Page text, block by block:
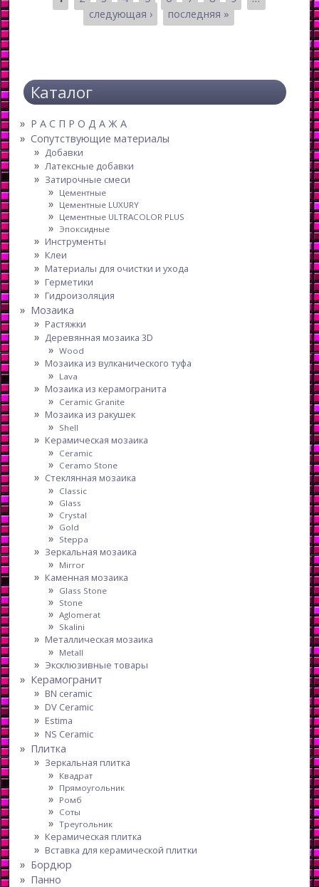
Страницыследующая ›
последняя »
Каталог
Р А С П Р О Д А Ж А
Сопутствующие материалы
Добавки
Латексные добавки
Затирочные смеси
Цементные
Цементные LUXURY
Цементные ULTRACOLOR PLUS
Эпоксидные
Инструменты
Клеи
Материалы для очистки и ухода
Герметики
Гидроизоляция
Мозаика
Растяжки
Деревянная мозаика 3D
Wood
Мозаика из вулканического туфа
Lava
Мозаика из керамогранита
Ceramic Granite
Мозаика из ракушек
Shell
Керамическая мозаика
Ceramic
Ceramo Stone
Стеклянная мозаика
Classic
Glass
Crystal
Gold
Steppa
Зеркальная мозаика
Mirror
Каменная мозаика
Glass Stone
Stone
Aglomerat
Skalini
Металлическая мозаика
Metall
Эксклюзивные товары
Керамогранит
BN ceramic
DV Ceramic
Estima
NS Ceramic
Плитка
Зеркальная плитка
Квадрат
Прямоугольник
Ромб
Соты
Треугольник
Керамическая плитка
Вставка для керамической плитки
Бордюр
Панно